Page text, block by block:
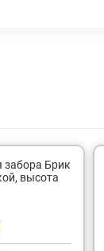
забора Брик
высота